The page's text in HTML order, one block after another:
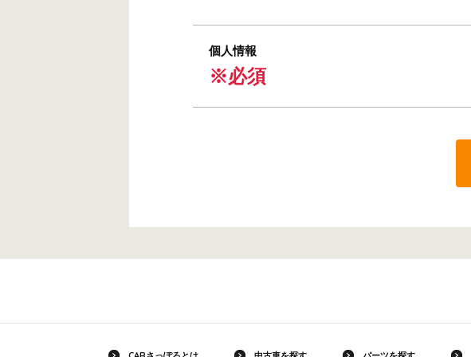
個人情報
※必須